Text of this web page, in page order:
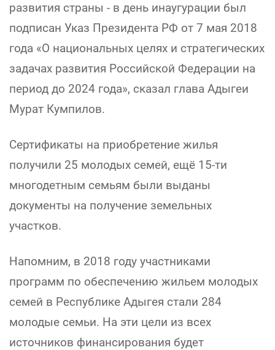
развития страны - в день инаугурации был
подписан Указ Президента РФ от 7 мая 2018
года «О национальных целях и стратегических
задачах развития Российской Федерации на
период до 2024 года», сказал глава Адыгеи
Мурат Кумпилов.
Сертификаты на приобретение жилья
получили 25 молодых семей, ещё 15-ти
многодетным семьям были выданы
документы на получение земельных
участков.
Напомним, в 2018 году участниками
программ по обеспечению жильем молодых
семей в Республике Адыгея стали 284
молодые семьи. На эти цели из всех
источников финансирования будет